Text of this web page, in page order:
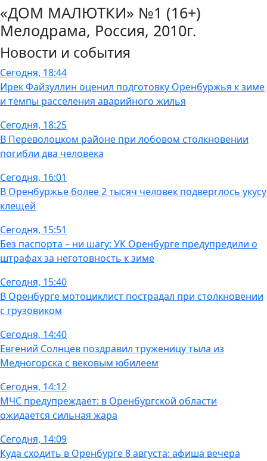
«ДОМ МАЛЮТКИ» №1 (16+)
Мелодрама, Россия, 2010г.
Новости и события
Сегодня, 18:44
Ирек Файзуллин оценил подготовку Оренбуржья к зиме
и темпы расселения аварийного жилья
Сегодня, 18:25
В Переволоцком районе при лобовом столкновении
погибли два человека
Сегодня, 16:01
В Оренбуржье более 2 тысяч человек подверглось укусу
клещей
Сегодня, 15:51
Без паспорта – ни шагу: УК Оренбурге предупредили о
штрафах за неготовность к зиме
Сегодня, 15:40
В Оренбурге мотоциклист пострадал при столкновении
с грузовиком
Сегодня, 14:40
Евгений Солнцев поздравил труженицу тыла из
Медногорска с вековым юбилеем
Сегодня, 14:12
МЧС предупреждает: в Оренбургской области
ожидается сильная жара
Сегодня, 14:09
Куда сходить в Оренбурге 8 августа: афиша вечера